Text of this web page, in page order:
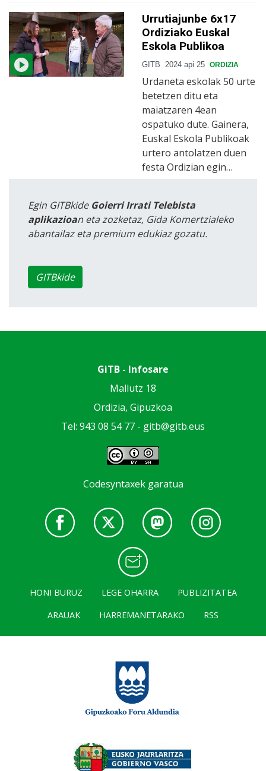
Urrutiajunbe 6x17
Ordiziako Euskal
Eskola Publikoa
GITB 2024 api 25 ORDIZIA
Urdaneta eskolak 50 urte
betetzen ditu eta
maiatzaren 4ean
ospatuko dute. Gainera,
Euskal Eskola Publikoak
urtero antolatzen duen
festa Ordizian egin…
Egin GITBkide Goierri Irrati Telebista
aplikazioan eta zozketaz, Gida Komertzialeko
abantailaz eta premium edukiaz gozatu.
GITBkide
GiTB - Infosare
Mallutz 18
Ordizia, Gipuzkoa
Tel: 943 08 54 77 - gitb@gitb.eus
Codesyntaxek garatua
HONI BURUZ LEGE OHARRA
PUBLIZITATEA
ARAUAK
HARREMANETARAKO RSS